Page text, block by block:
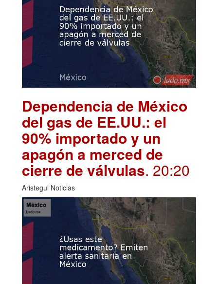
Dependencia de México
del gas de EE.UU.: el
90% importado y un
apagón a merced de
cierre de válvulas. 20:20
Aristegui Noticias